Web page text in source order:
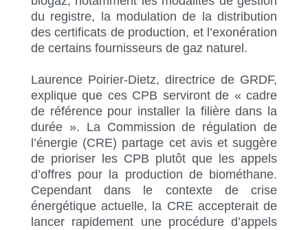
du registre, la modulation de la distribution
des certificats de production, et l’exonération
de certains fournisseurs de gaz naturel.
Laurence Poirier-Dietz, directrice de GRDF,
explique que ces CPB serviront de « cadre
de référence pour installer la filière dans la
durée ». La Commission de régulation de
l’énergie (CRE) partage cet avis et suggère
de prioriser les CPB plutôt que les appels
d’offres pour la production de biométhane.
Cependant dans le contexte de crise
énergétique actuelle, la CRE accepterait de
lancer rapidement une procédure d’appels